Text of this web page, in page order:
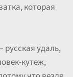
которая
удаль,
кутеж,